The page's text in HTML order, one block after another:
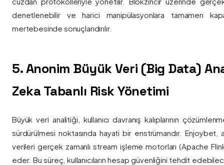
denetlenebilir ve harici manipülasyonlara tamamen
mertebesinde sonuçlandırılır.
5. Anonim Büyük Veri (Big Data)
Zeka Tabanlı Risk Yönetimi
Büyük veri analitiği, kullanıcı davranış kalıplarının
sürdürülmesi noktasında hayati bir enstrümandır. Enjoybet,
verileri gerçek zamanlı stream işleme motorları (Apache Flink
eder. Bu süreç, kullanıcıların hesap güvenliğini tehdit